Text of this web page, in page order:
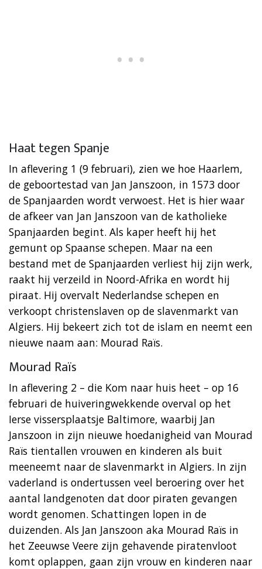
Haat tegen Spanje
In aflevering 1 (9 februari), zien we hoe Haarlem,
de geboortestad van Jan Janszoon, in 1573 door
de Spanjaarden wordt verwoest. Het is hier waar
de afkeer van Jan Janszoon van de katholieke
Spanjaarden begint. Als kaper heeft hij het
gemunt op Spaanse schepen. Maar na een
bestand met de Spanjaarden verliest hij zijn werk,
raakt hij verzeild in Noord-Afrika en wordt hij
piraat. Hij overvalt Nederlandse schepen en
verkoopt christenslaven op de slavenmarkt van
Algiers. Hij bekeert zich tot de islam en neemt een
nieuwe naam aan: Mourad Raïs.
Mourad Raïs
In aflevering 2 – die Kom naar huis heet – op 16
februari de huiveringwekkende overval op het
Ierse vissersplaatsje Baltimore, waarbij Jan
Janszoon in zijn nieuwe hoedanigheid van Mourad
Raïs tientallen vrouwen en kinderen als buit
meeneemt naar de slavenmarkt in Algiers. In zijn
vaderland is ondertussen veel beroering over het
aantal landgenoten dat door piraten gevangen
wordt genomen. Schattingen lopen in de
duizenden. Als Jan Janszoon aka Mourad Raïs in
het Zeeuwse Veere zijn gehavende piratenvloot
komt oplappen, gaan zijn vrouw en kinderen naar